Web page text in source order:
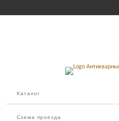
Каталог
Схема проезда